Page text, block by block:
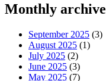
Monthly archive
September 2025 (3)
August 2025 (1)
July 2025 (2)
June 2025 (3)
May 2025 (7)